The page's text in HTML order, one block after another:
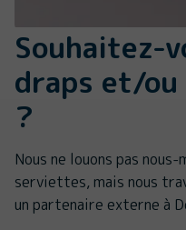
Souhaitez-
draps et/
?
Nous ne louons pas
serviettes, mais nous
un partenaire externe à